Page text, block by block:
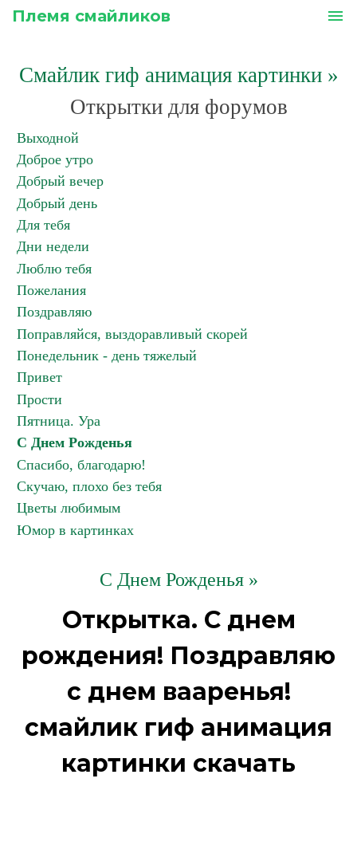
Племя смайликов menu
Смайлик гиф анимация картинки»
Открытки для форумов
Выходной
Доброе утро
Добрый вечер
Добрый день
Для тебя
Дни недели
Люблю тебя
Пожелания
Поздравляю
Поправляйся, выздоравливый скорей
Понедельник - день тяжелый
Привет
Прости
Пятница. Ура
С Днем Рожденья
Спасибо, благодарю!
Скучаю, плохо без тебя
Цветы любимым
Юмор в картинках
С Днем Рожденья »
Открытка. С днем
рождения! Поздравляю
с днем вааренья!
смайлик гиф анимация
картинки скачать